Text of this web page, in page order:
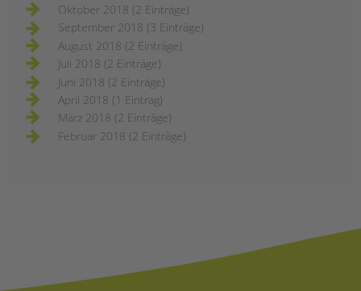
Oktober 2018 (2 Einträge)
September 2018 (3 Einträge)
August 2018 (2 Einträge)
Juli 2018 (2 Einträge)
Juni 2018 (2 Einträge)
April 2018 (1 Eintrag)
März 2018 (2 Einträge)
Februar 2018 (2 Einträge)